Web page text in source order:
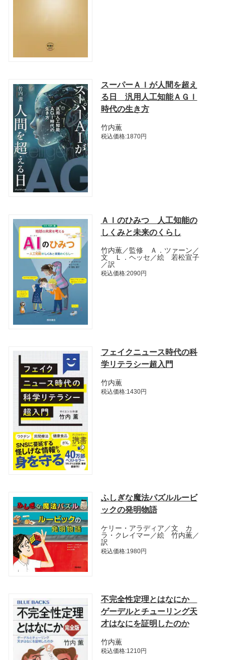
スーパーＡＩが人間を超え
る日 汎用人工知能ＡＧＩ
時代の生き方
竹内薫
税込価格:1870円
ＡＩのひみつ 人工知能の
しくみと未来のくらし
竹内薫／監修 Ａ．ツァーン／
文 Ｌ．ヘッセ／絵 若松宣子
／訳
税込価格:2090円
フェイクニュース時代の科
学リテラシー超入門
竹内薫
税込価格:1430円
ふしぎな魔法パズルルービ
ックの発明物語
ケリー・アラディア／文 カ
ラ・クレイマー／絵 竹内薫／
訳
税込価格:1980円
不完全性定理とはなにか
ゲーデルとチューリング天
才はなにを証明したのか
竹内薫
税込価格:1210円